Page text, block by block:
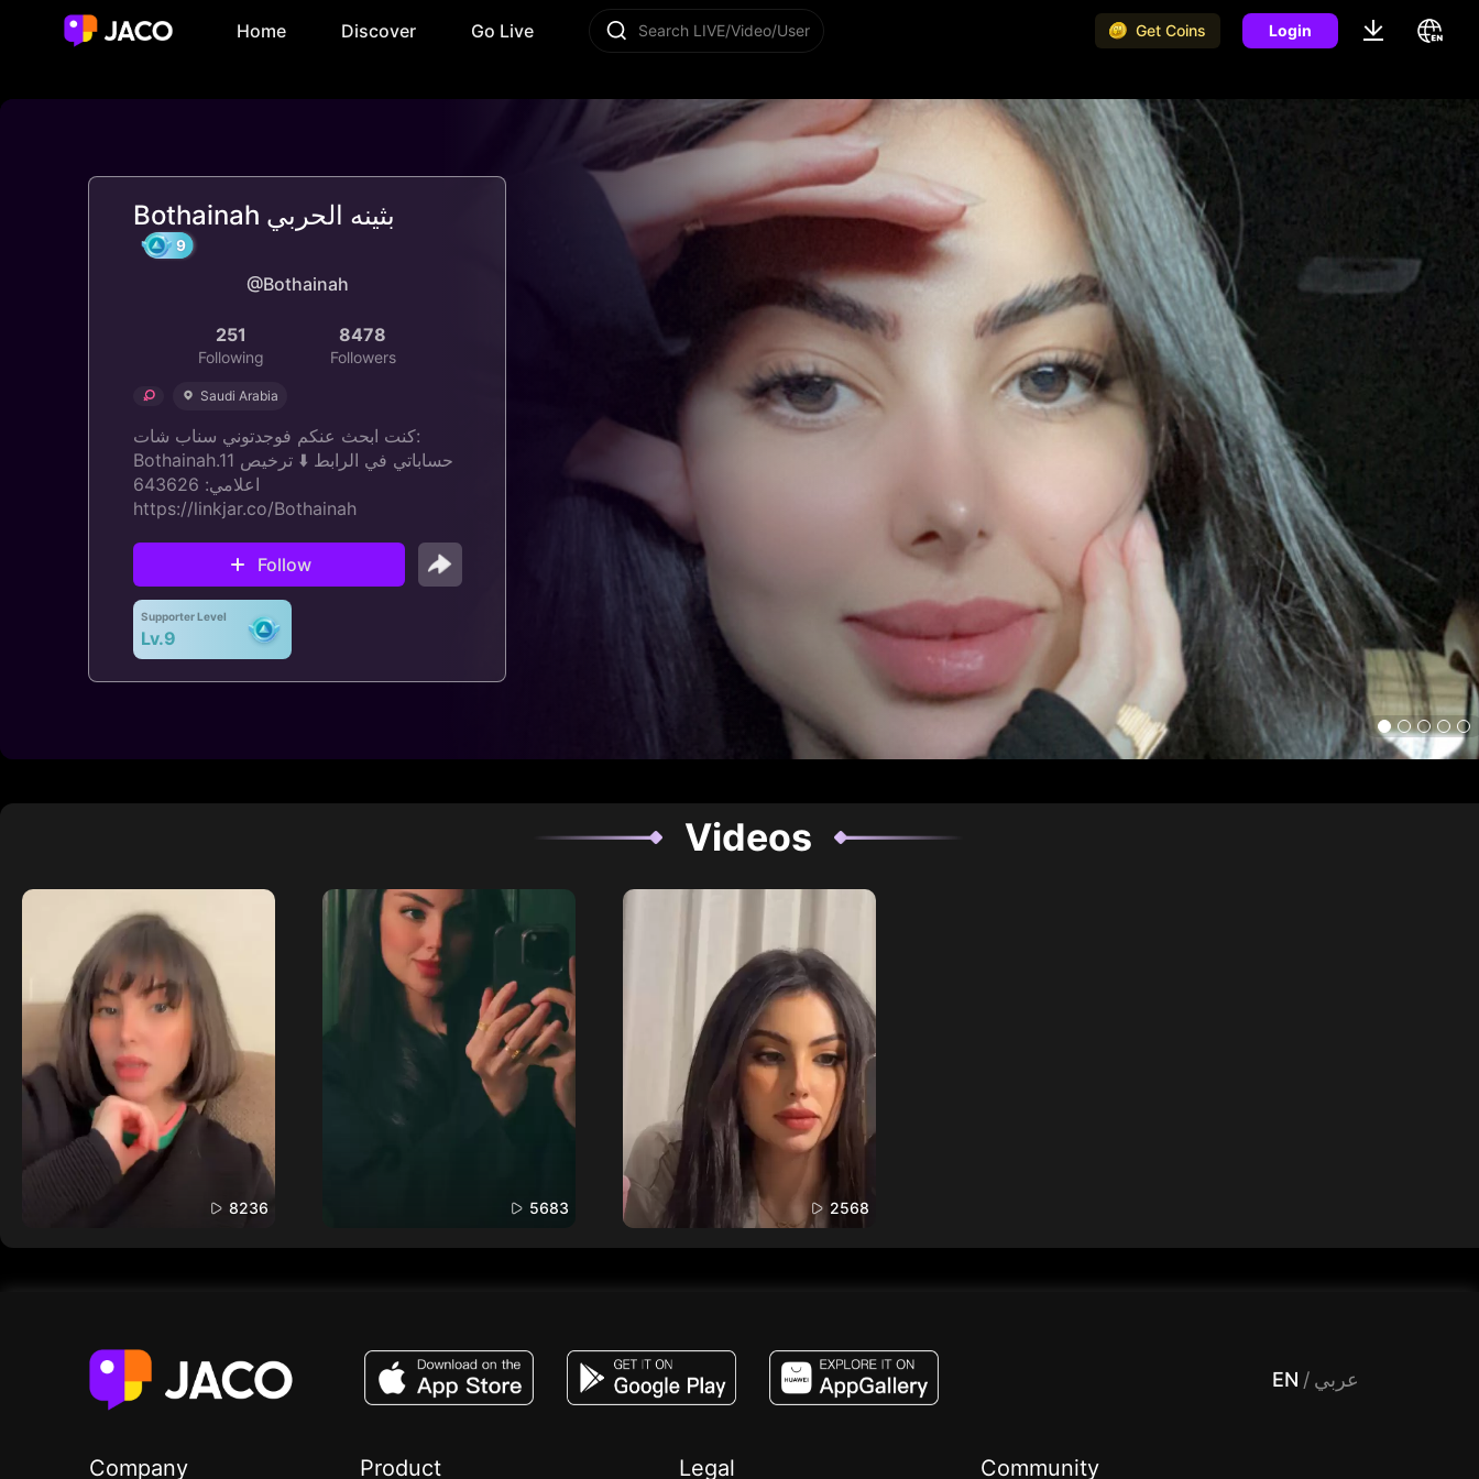
Home Discover Go Live Search LIVE/Video/User Get Coins Login
Bothainah بثينه الحربي
@Bothainah
251
Following
8478
Followers
Saudi Arabia
كنت ابحث عنكم فوجدتوني سناب شات:
Bothainah.11 حساباتي في الرابط ⬇️ ترخيص
اعلامي: 643626
https://linkjar.co/Bothainah
Follow
Supporter Level
Lv.9
Videos
8236 5683 2568
EN / عربي
Company Product Legal Community